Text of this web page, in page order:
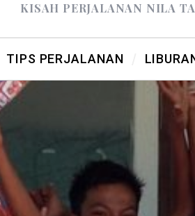
KISAH PERJALANAN NILA
TIPS PERJALANAN